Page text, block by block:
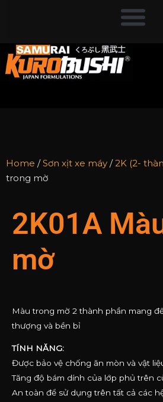
Home /Sơn xịt xe máy /2K (2-
trong mờ
2K01A
mờ
Màu trong mờ 2 thành phần mang
thượng và bền bỉ
TÍNH NĂNG:
Được bảo vệ chống ăn mòn và vật
Tăng độ bám dính của lớp phủ trên
An toàn để sử dụng trên tất cả các